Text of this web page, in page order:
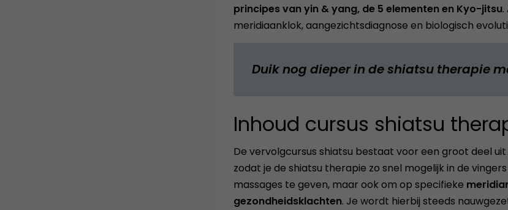
principes van yin & yang, de 5 elementen en Kyo-jitsu
meridiaanklok, aangezichtsdiagnose en biologisch
Duik nog dieper in de shiatsu therapie
Inhoud cursus shiatsu
De vervolgcursus shiatsu bestaat voor een groot deel
zodat je de shiatsu therapie zo snel mogelijk in de
massages te geven, maar ook om op specifieke
gezondheidsklachten. Je wordt hierbij steeds